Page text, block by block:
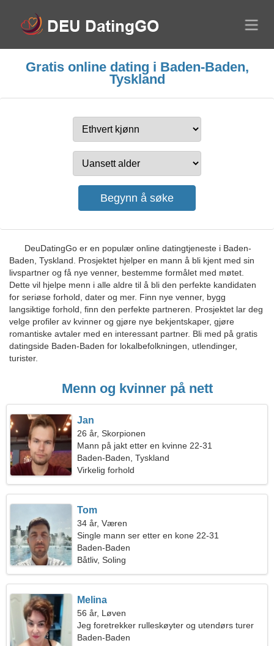
Gratis online dating i Baden-Baden,
Tyskland
DeuDatingGo er en populær online datingtjeneste i Baden-
Baden, Tyskland. Prosjektet hjelper en mann å bli kjent med sin
livspartner og få nye venner, bestemme formålet med møtet.
Dette vil hjelpe menn i alle aldre til å bli den perfekte kandidaten
for seriøse forhold, dater og mer. Finn nye venner, bygg
langsiktige forhold, finn den perfekte partneren. Prosjektet lar deg
velge profiler av kvinner og gjøre nye bekjentskaper, gjøre
romantiske avtaler med en interessant partner. Bli med på gratis
datingside Baden-Baden for lokalbefolkningen, utlendinger,
turister.
Menn og kvinner på nett
Jan
26 år, Skorpionen
Mann på jakt etter en kvinne 22-31
Baden-Baden, Tyskland
Virkelig forhold
Tom
34 år, Væren
Single mann ser etter en kone 22-31
Baden-Baden
Båtliv, Soling
Melina
56 år, Løven
Jeg foretrekker rulleskøyter og utendørs turer
Baden-Baden